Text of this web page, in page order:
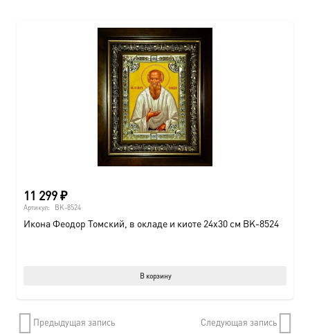
11 299₽
Артикул: BK-8524
Икона Феодор Томский, в окладе и киоте 24х30 см BK-8524
В корзину
Предыдущая запись Следующая запись